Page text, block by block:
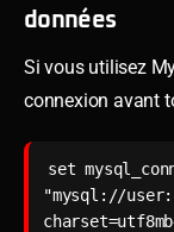
données
Si vous utilisez
connexion avant
set
"mysql://